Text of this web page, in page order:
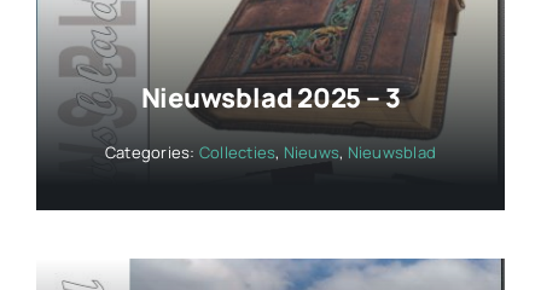
Nieuwsblad 2025 – 3
Categories: Collecties, Nieuws, Nieuwsblad